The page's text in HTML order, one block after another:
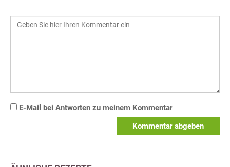
E-Mail bei Antworten zu meinem Kommentar
Kommentar abgeben